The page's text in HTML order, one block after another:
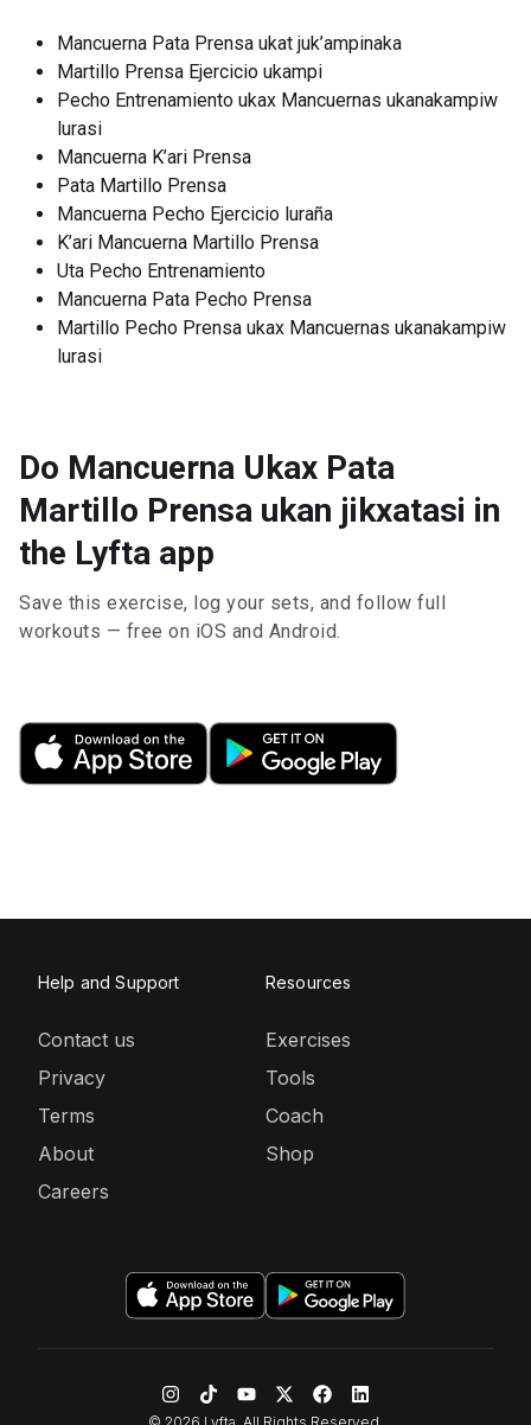
Mancuerna Pata Prensa ukat juk’ampinaka
Martillo Prensa Ejercicio ukampi
Pecho Entrenamiento ukax Mancuernas ukanakampiw
lurasi
Mancuerna K’ari Prensa
Pata Martillo Prensa
Mancuerna Pecho Ejercicio luraña
K’ari Mancuerna Martillo Prensa
Uta Pecho Entrenamiento
Mancuerna Pata Pecho Prensa
Martillo Pecho Prensa ukax Mancuernas ukanakampiw
lurasi
Do Mancuerna Ukax Pata
Martillo Prensa ukan jikxatasi in
the Lyfta app
Save this exercise, log your sets, and follow full
workouts — free on iOS and Android.
Help and Support
Contact us
Privacy
Terms
About
Careers
Resources
Exercises
Tools
Coach
Shop